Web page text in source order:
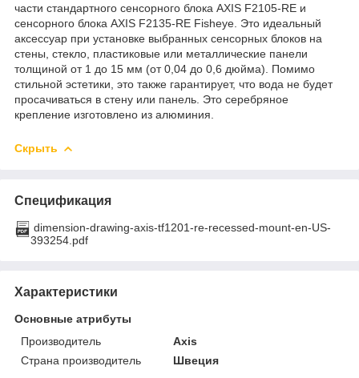
части стандартного сенсорного блока AXIS F2105-RE и
сенсорного блока AXIS F2135-RE Fisheye. Это идеальный
аксессуар при установке выбранных сенсорных блоков на
стены, стекло, пластиковые или металлические панели
толщиной от 1 до 15 мм (от 0,04 до 0,6 дюйма). Помимо
стильной эстетики, это также гарантирует, что вода не будет
просачиваться в стену или панель. Это серебряное
крепление изготовлено из алюминия.
Скрыть
Спецификация
dimension-drawing-axis-tf1201-re-recessed-mount-en-US-
393254.pdf
Характеристики
Основные атрибуты
Производитель
Axis
Страна производитель
Швеция